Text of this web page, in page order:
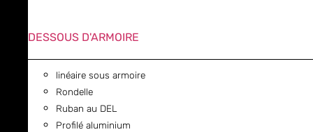
DESSOUS D'ARMOIRE
linéaire sous armoire
Rondelle
Ruban au DEL
Profilé aluminium